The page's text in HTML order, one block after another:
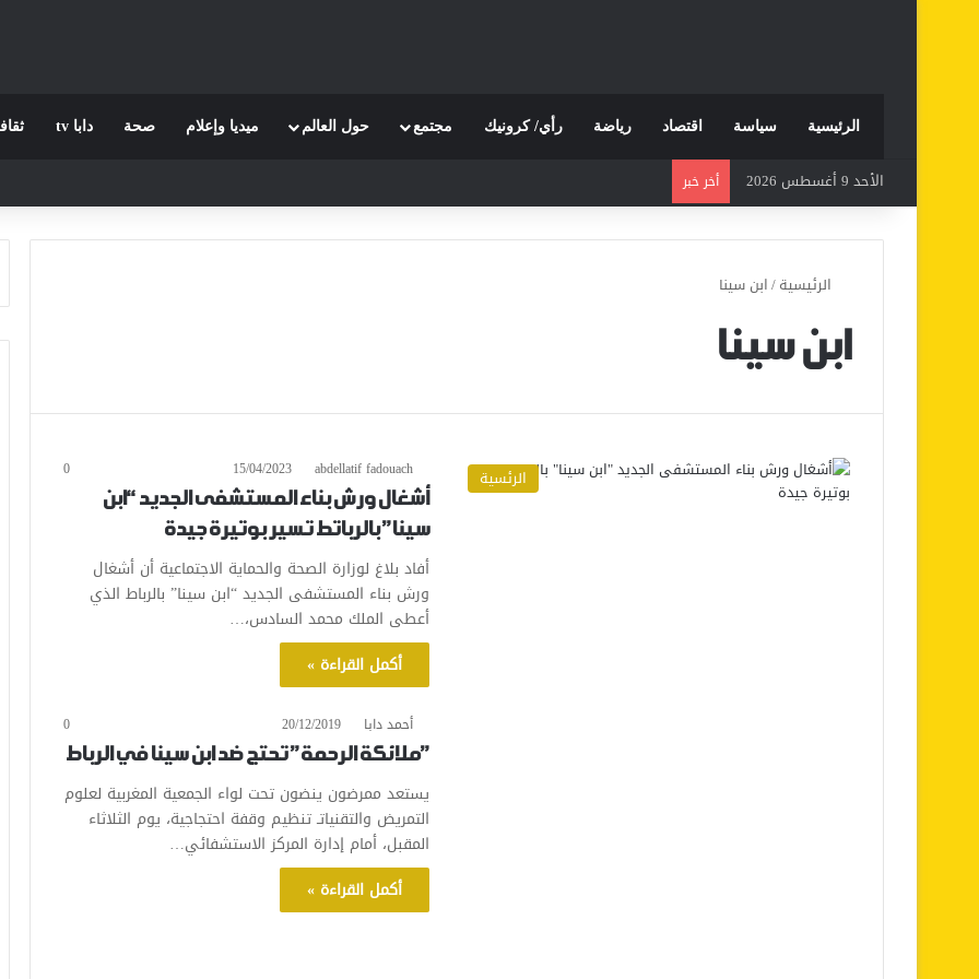
الرئيسية سياسة اقتصاد رياضة رأي/ كرونيك مجتمع حول العالم ميديا وإعلام صحة دابا tv
الأحد 9 أغسطس 2026 أخر خبر
الرئيسية/ابن سينا
ابن سينا
الرئسية abdellatif fadouach
15/04/2023
0
أشغال ورش بناء المستشفى الجديد “ابن
سينا” بالرباتط تسير بوتيرة جيدة
أفاد بلاغ لوزارة الصحة والحماية الاجتماعية أن أشغال
ورش بناء المستشفى الجديد “ابن سينا” بالرباط الذي
أعطى الملك محمد السادس،…
أكمل القراءة »
أحمد دابا 20/12/2019
0
”ملائكة الرحمة” تحتج ضد ابن سينا في الرباط
يستعد ممرضون ينضون تحت لواء الجمعية المغربية لعلوم
التمريض والتقنياتـ تنظيم وقفة احتجاجية، يوم الثلاثاء
المقبل، أمام إدارة المركز الاستشفائي…
أكمل القراءة »